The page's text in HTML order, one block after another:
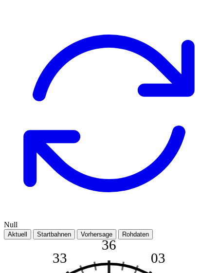
Null
Aktuell Startbahnen Vorhersage Rohdaten
36
03
33